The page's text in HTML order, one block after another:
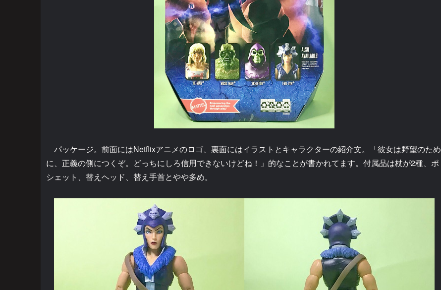
パッケージ。前面にはNetflixアニメのロゴ、裏面にはイラストとキャラクターの紹介文。「彼女は野望のため
に、正義の側につくぞ。どっちにしろ信用できないけどね！」的なことが書かれてます。付属品は杖が2種、ポ
シェット、替えヘッド、替え手首とやや多め。